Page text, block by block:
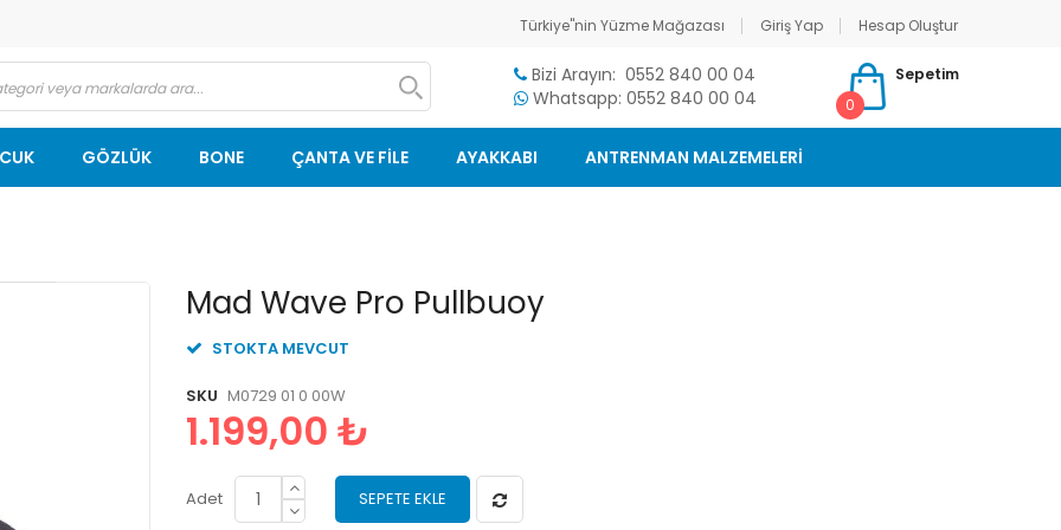
Türkiye"nin Yüzme Mağazası Giriş Yap
Hesap Oluştur
Bizi Arayın: 0552 840 00 04
Whatsapp: 0552 840 00 04
Sepetim
0
GÖZLÜK BONE ÇANTA VE FİLE AYAKKABI ANTRENMAN MALZEMELERİ
Mad Wave Pro Pullbuoy
STOKTA MEVCUT
SKU M0729 01 0 00W
1.199,00 ₺
Adet SEPETE EKLE
Resim
galerisinin
başlangıcına